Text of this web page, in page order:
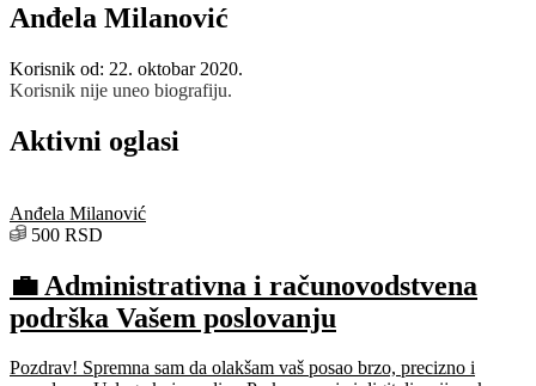
Anđela Milanović
Korisnik od: 22. oktobar 2020.
Korisnik nije uneo biografiju.
Aktivni oglasi
Anđela Milanović
500 RSD
💼 Administrativna i računovodstvena
podrška Vašem poslovanju
Pozdrav! Spremna sam da olakšam vaš posao brzo, precizno i